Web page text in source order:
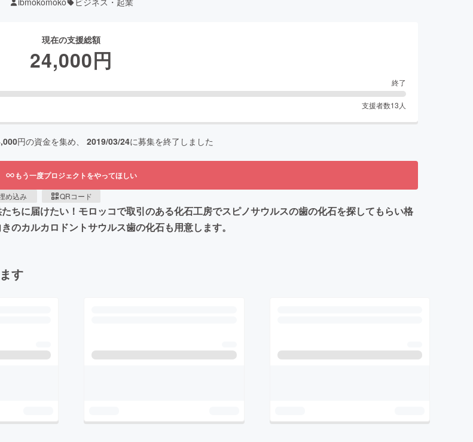
現在の支援総額
24,000円
終了
支援者数13 人
円の資金を集め、 2019/03/24に募集を終了しました
もう一度プロジェクトをやってほしい
め込み QRコード
ちに届けたい！モロッコで取引のある化石工房でスピノサウルスの歯の化石を探してもらい格
のカルカロドントサウルス歯の化石も用意します。
す